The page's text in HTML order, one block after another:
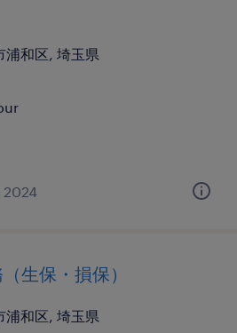
浦和区, 埼玉県
2024
生保・損保）
浦和区, 埼玉県